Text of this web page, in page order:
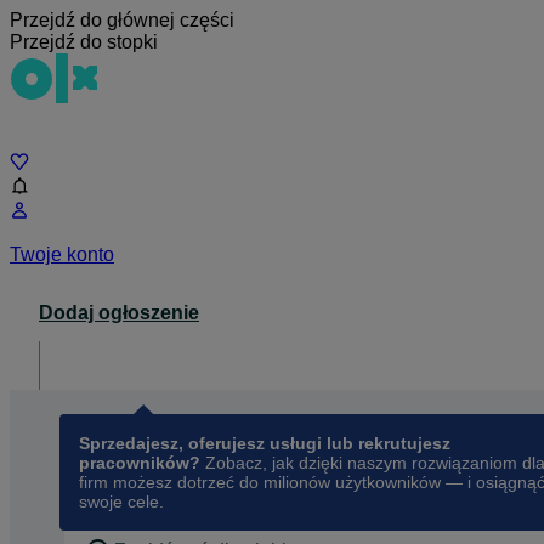
Przejdź do głównej części
Przejdź do stopki
Twoje konto
Dodaj ogłoszenie
Sprzedajesz, oferujesz usługi lub rekrutujesz
pracowników? Zobacz, jak dzięki naszym rozwiązaniom dla
firm możesz dotrzeć do milionów użytkowników — i osiągnąć
swoje cele.